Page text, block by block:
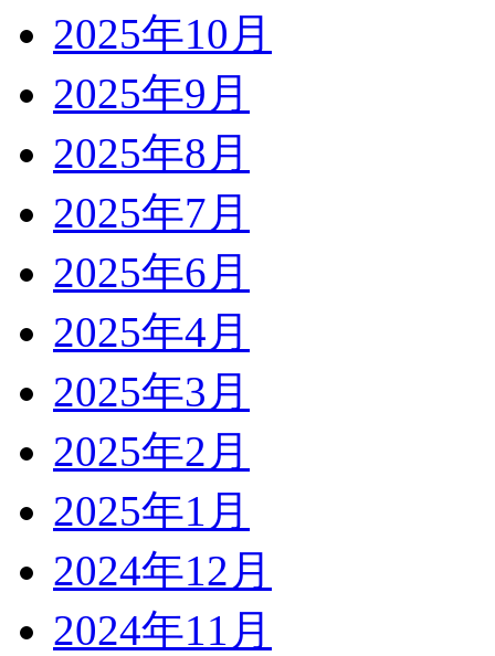
2025年10月
2025年9月
2025年8月
2025年7月
2025年6月
2025年4月
2025年3月
2025年2月
2025年1月
2024年12月
2024年11月